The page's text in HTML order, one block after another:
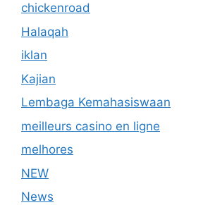
chickenroad
Halaqah
iklan
Kajian
Lembaga Kemahasiswaan
meilleurs casino en ligne
melhores
NEW
News